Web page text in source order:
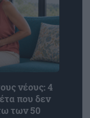
νέους: 4
που δεν
των 50